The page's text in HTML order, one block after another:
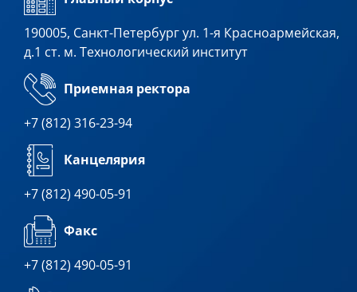
190005, Санкт-Петербург ул. 1-я Красноармейская,
д.1 ст. м. Технологический институт
Приемная ректора
+7 (812) 316-23-94
Канцелярия
+7 (812) 490-05-91
Факс
+7 (812) 490-05-91